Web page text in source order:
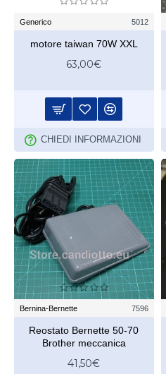
Generico 5012
motore taiwan 70W XXL
63,00€
CHIEDI INFORMAZIONI
Bernina-Bernette 7596
Reostato Bernette 50-70
Brother meccanica
41,50€